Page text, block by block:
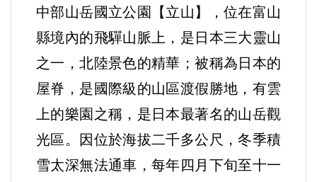
中部山岳國立公園【立山】，位在富山
縣境內的飛驒山脈上，是日本三大靈山
之一，北陸景色的精華；被稱為日本的
屋脊，是國際級的山區渡假勝地，有雲
上的樂園之稱，是日本最著名的山岳觀
光區。因位於海拔二千多公尺，冬季積
雪太深無法通車，每年四月下旬至十一